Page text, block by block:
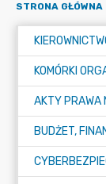
STRONA GŁÓWNA
KOMÓRKI
AKTY PRAWA
BUDŻET,